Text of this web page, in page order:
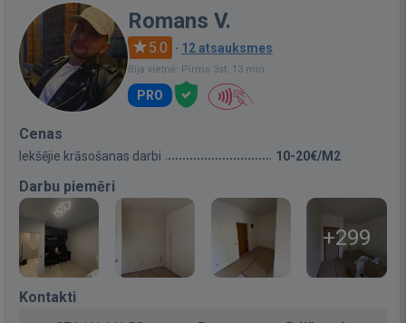
Romans V.
5.0 · 12 atsauksmes
Bija vietnē: Pirms 3st. 13 min.
PRO
Cenas
Iekšējie krāsošanas darbi 10-20€/M2
Darbu piemēri
+299
Kontakti